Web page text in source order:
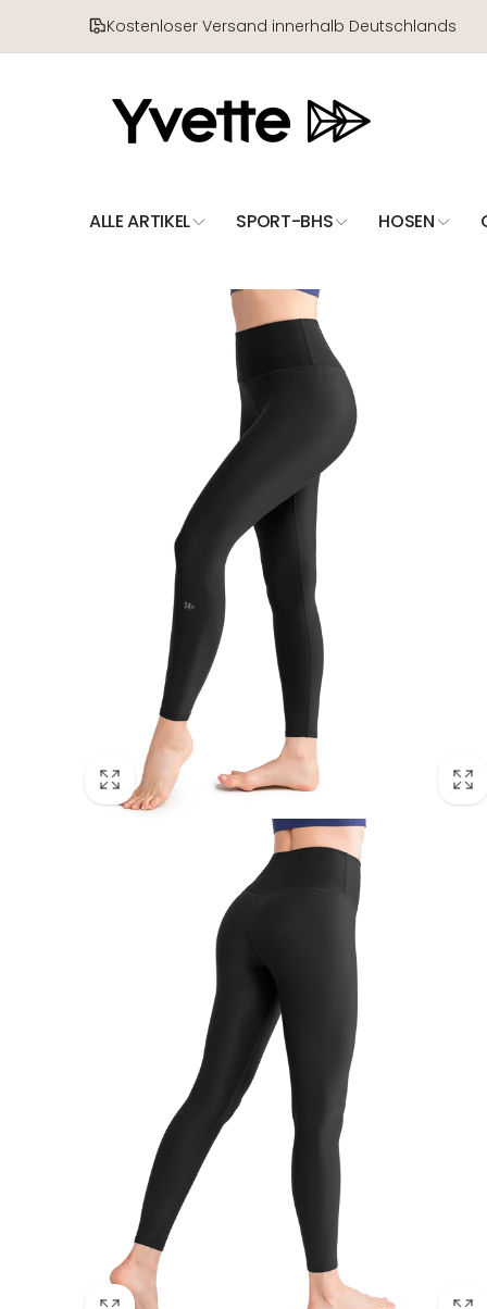
Kostenloser Versand innerhalb Deutschlands
ALLE ARTIKEL SPORT-BHS HOSEN